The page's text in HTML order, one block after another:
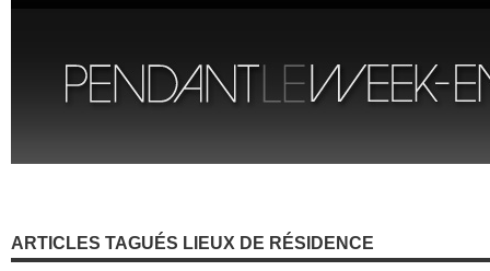
ARTICLES TAGUÉS LIEUX DE RÉSIDENCE